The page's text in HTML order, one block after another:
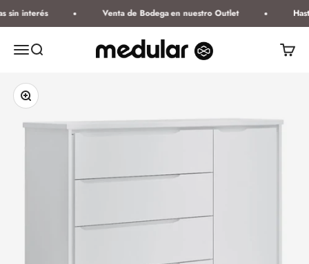
sin interés Venta de Bodega en nuestro Outlet
Abrir menú de navegación
Abrir búsqueda Medular Diseño Abrir
Zoom